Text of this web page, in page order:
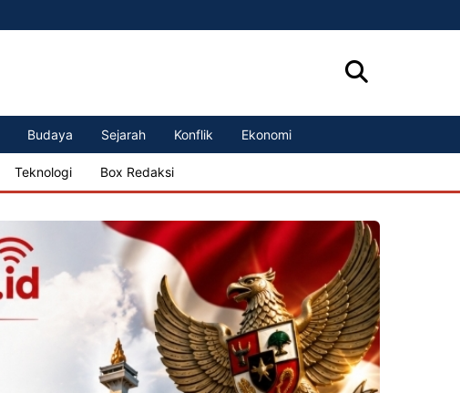
Budaya Sejarah Konflik Ekonomi
Teknologi Box Redaksi